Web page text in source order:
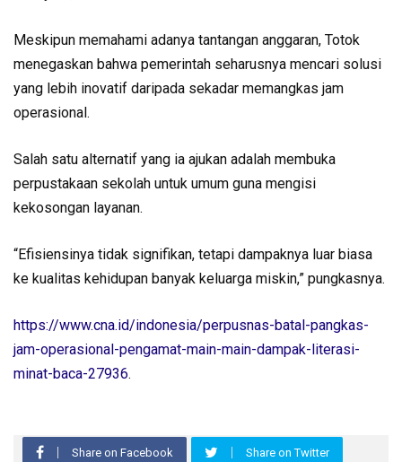
Meskipun memahami adanya tantangan anggaran, Totok
menegaskan bahwa pemerintah seharusnya mencari solusi
yang lebih inovatif daripada sekadar memangkas jam
operasional.
Salah satu alternatif yang ia ajukan adalah membuka
perpustakaan sekolah untuk umum guna mengisi
kekosongan layanan.
“Efisiensinya tidak signifikan, tetapi dampaknya luar biasa
ke kualitas kehidupan banyak keluarga miskin,” pungkasnya.
https://www.cna.id/indonesia/perpusnas-batal-pangkas-
jam-operasional-pengamat-main-main-dampak-literasi-
minat-baca-27936.
Share on Facebook Share on Twitter